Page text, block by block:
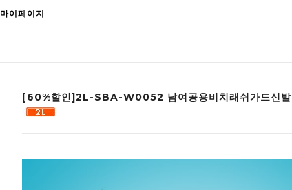
마이페이지
[60%할인]2L-SBA-W0052 남여공용비치래쉬가드신발